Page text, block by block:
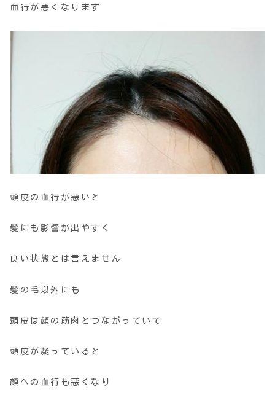
血行が悪くなります
頭皮の血行が悪いと
髪にも影響が出やすく
良い状態とは言えません
髪の毛以外にも
頭皮は顔の筋肉とつながっていて
頭皮が凝っていると
顔への血行も悪くなり